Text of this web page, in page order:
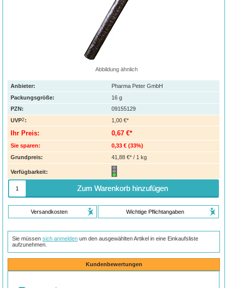
Abbildung ähnlich
Anbieter:
Pharma Peter GmbH
Packungsgröße:
16 g
PZN :
09155129
UVP2: 1,00 €*
Ihr Preis: 0,67 €*
Sie sparen: 0,33 € (33%)
Grundpreis:
41,88 €* / 1 kg
Verfügbarkeit:
Zum Warenkorb hinzufügen
Versandkosten Wichtige Pflichtangaben
Sie müssensich anmelden um den ausgewählten Artikel in eine Einkaufsliste
aufzunehmen.
Kundenbewertungen